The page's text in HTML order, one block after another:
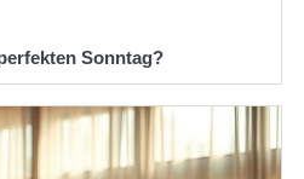
Sonntag?